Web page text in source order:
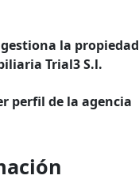
la propiedad
Trial3 S.l.
perfil de la agencia